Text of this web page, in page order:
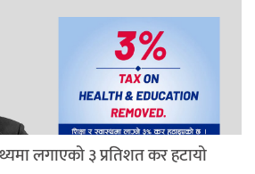
लगाएको ३ प्रतिशत कर हटायो